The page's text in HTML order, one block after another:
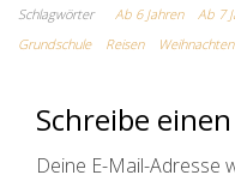
Schlagwörter Ab 6 Jahren Ab 7
Grundschule
Reisen Weihnachten
Schreibe
Deine E-Mail-Adresse